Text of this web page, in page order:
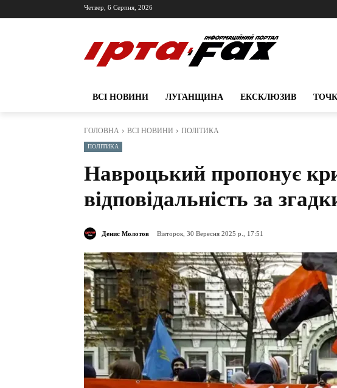
Четвер, 6 Серпня, 2026
ВСІ НОВИНИ ЛУГАНЩИНА ЕКСКЛЮЗИВ
ГОЛОВНА ВСІ НОВИНИ ПОЛІТИКА
ПОЛІТИКА
Навроцький пропонує
відповідальність за
Денис Молотов Вівторок, 30 Вересня 2025 р., 17:51